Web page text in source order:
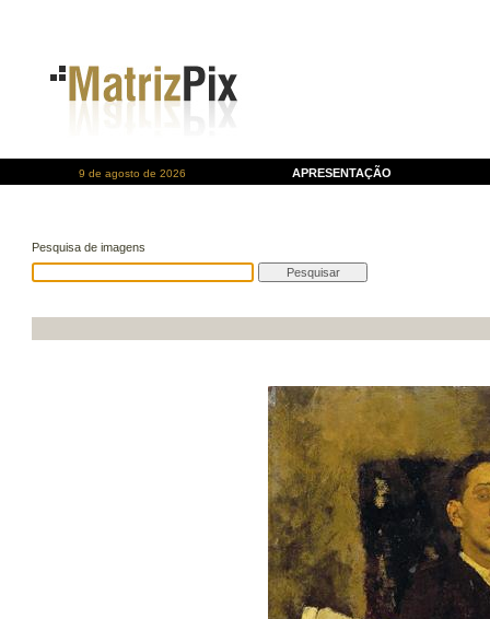
9 de agosto de 2026 APRESENTAÇÃO
Pesquisa de imagens